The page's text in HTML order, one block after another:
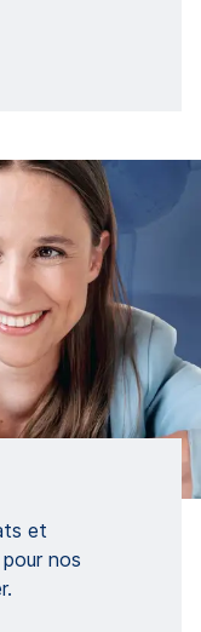
et
nos